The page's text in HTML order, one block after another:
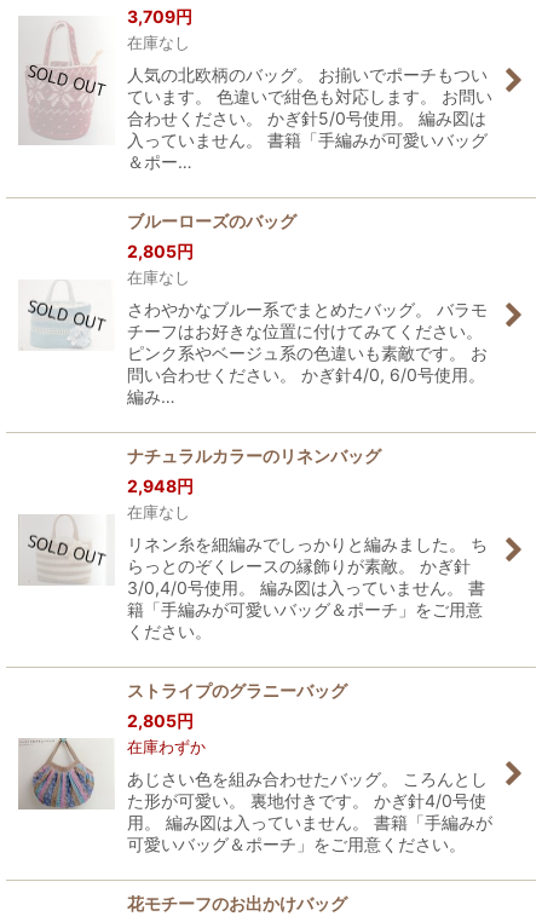
3,709円
在庫なし
人気の北欧柄のバッグ。 お揃いでポーチもつい
ています。 色違いで紺色も対応します。 お問い
合わせください。 かぎ針5/0号使用。 編み図は
入っていません。 書籍「手編みが可愛いバッグ
＆ポー…
ブルーローズのバッグ
2,805円
在庫なし
さわやかなブルー系でまとめたバッグ。 バラモ
チーフはお好きな位置に付けてみてください。
ピンク系やベージュ系の色違いも素敵です。 お
問い合わせください。 かぎ針4/0, 6/0号使用。
編み…
ナチュラルカラーのリネンバッグ
2,948円
在庫なし
リネン糸を細編みでしっかりと編みました。 ち
らっとのぞくレースの縁飾りが素敵。 かぎ針
3/0,4/0号使用。 編み図は入っていません。 書
籍「手編みが可愛いバッグ＆ポーチ」をご用意
ください。
ストライプのグラニーバッグ
2,805円
在庫わずか
あじさい色を組み合わせたバッグ。 ころんとし
た形が可愛い。 裏地付きです。 かぎ針4/0号使
用。 編み図は入っていません。 書籍「手編みが
可愛いバッグ＆ポーチ」をご用意ください。
花モチーフのお出かけバッグ